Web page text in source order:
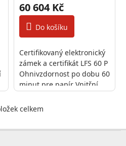
60 604 Kč
Do košíku
Certifikovaný elektronický
zámek a certifikát LFS 60 P
Ohnivzdornost po dobu 60
minut pre papír Vnitřní
O
v
celkem